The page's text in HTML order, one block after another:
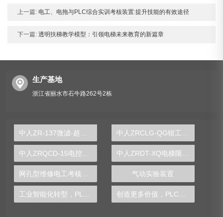
上一篇: 电工、电拖与PLC综合实训考核装置:提升技能的有效途径
下一篇: 透明扶梯教学模型：引领电梯未来教育的新篇章
生产基地
浙江省丽水市石牛路262号2栋
中人ZR-137微滤-超滤实验装置 中人ZRCLG-QG钳工工艺陈列柜
中人ZRQCD-15电控电动助力转向实训台 中人ZRDT-XQ电梯限速器安全钳联动机构实训装置
网孔型维修电工考核实训装置 气动实验装置
工业智能化转型，PLC实验台解锁成功密码 创造更多价值，PLC实验台助你成就工业梦想